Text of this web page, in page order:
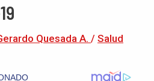
Quesada A. / Salud